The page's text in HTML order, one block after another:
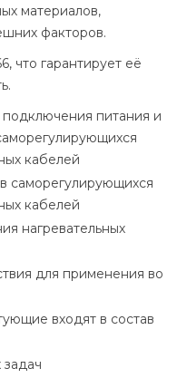
материалов,
факторов.
что гарантирует её
питания и
кабелей
саморегулирующихся
кабелей
нагревательных
для применения во
входят в состав